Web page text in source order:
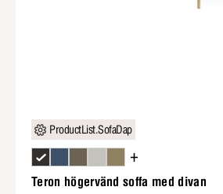
ProductList.SofaDap
+
Teron högervänd soffa med divan